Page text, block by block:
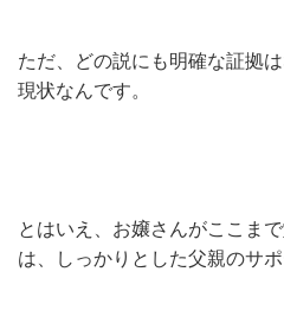
ただ、どの説にも明確な証拠
現状なんです。
とはいえ、お嬢さんがここま
は、しっかりとした父親のサ